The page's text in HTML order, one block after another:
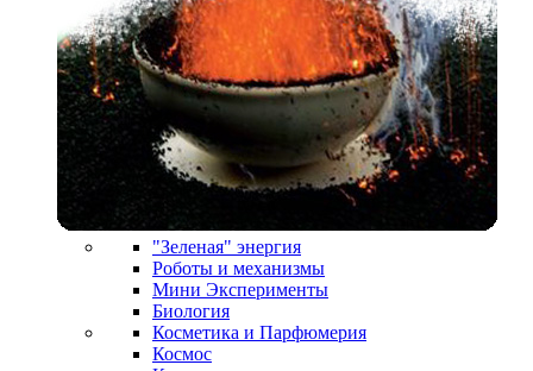
"Зеленая" энергия
Роботы и механизмы
Мини Эксперименты
Биология
Косметика и Парфюмерия
Космос